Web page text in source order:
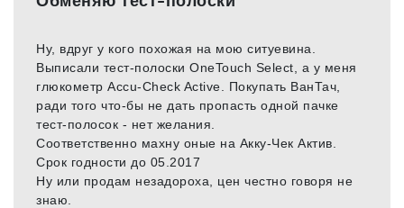
Ну, вдруг у кого похожая на мою ситуевина.
Выписали тест-полоски OneTouch Select, а у меня
глюкометр Accu-Check Active. Покупать ВанТач,
ради того что-бы не дать пропасть одной пачке
тест-полосок - нет желания.
Соответственно махну оные на Акку-Чек Актив.
Срок годности до 05.2017
Ну или продам незадороха, цен честно говоря не
знаю.